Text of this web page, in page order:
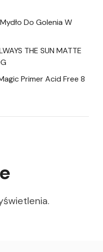
Do Golenia W
THE SUN MATTE
Primer Acid Free 8